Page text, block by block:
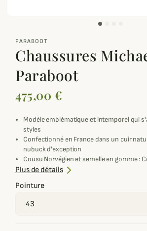
PARABOOT
Chaussures
Paraboot
475,00 €
Modèle emblématique et intemporel qui
styles
Confectionné en France dans un cuir
nubuck d'exception
Cousu Norvégien et semelle en gomme :
résistant à l'usure
Plus de détails
Pointure